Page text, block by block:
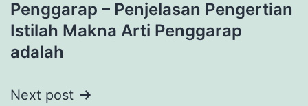
navigation
Penggarap – Penjelasan Pengertian
Istilah Makna Arti Penggarap
adalah
Next post